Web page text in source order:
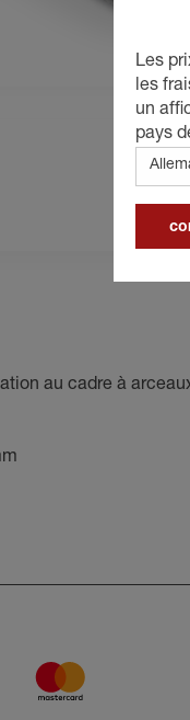
au cadre à
Les
les
un
pays